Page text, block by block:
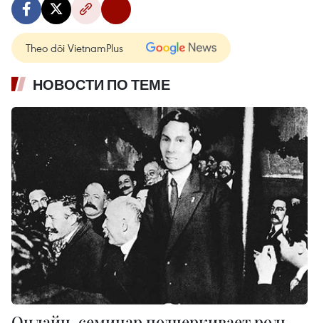
Theo dõi VietnamPlus
НОВОСТИ ПО ТЕМЕ